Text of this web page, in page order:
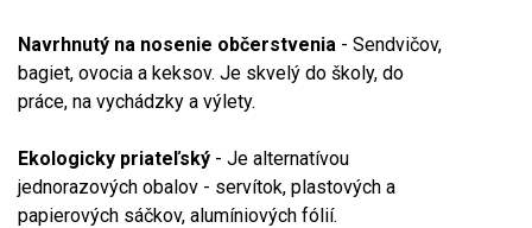
Navrhnutý na nosenie občerstvenia - Sendvičov,
bagiet, ovocia a keksov. Je skvelý do školy, do
práce, na vychádzky a výlety.
Ekologicky priateľský - Je alternatívou
jednorazových obalov - servítok, plastových a
papierových sáčkov, alumíniových fólií.